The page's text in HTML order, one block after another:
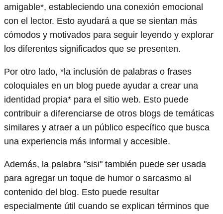
amigable*, estableciendo una conexión emocional
con el lector. Esto ayudará a que se sientan más
cómodos y motivados para seguir leyendo y explorar
los diferentes significados que se presenten.
Por otro lado, *la inclusión de palabras o frases
coloquiales en un blog puede ayudar a crear una
identidad propia* para el sitio web. Esto puede
contribuir a diferenciarse de otros blogs de temáticas
similares y atraer a un público específico que busca
una experiencia más informal y accesible.
Además, la palabra "sisi" también puede ser usada
para agregar un toque de humor o sarcasmo al
contenido del blog. Esto puede resultar
especialmente útil cuando se explican términos que